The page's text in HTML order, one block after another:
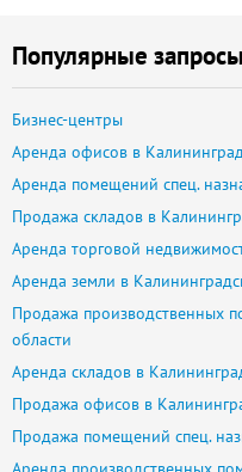
Популярные запросы
Бизнес-центры
Аренда офисов в
Аренда помещений спец.
Продажа складов в
Аренда торговой
Аренда земли в
Продажа производственных
области
Аренда складов в
Продажа офисов в
Продажа помещений спец.